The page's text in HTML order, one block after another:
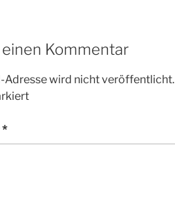
Kommentar
Adresse wird nicht veröffentlicht.
*